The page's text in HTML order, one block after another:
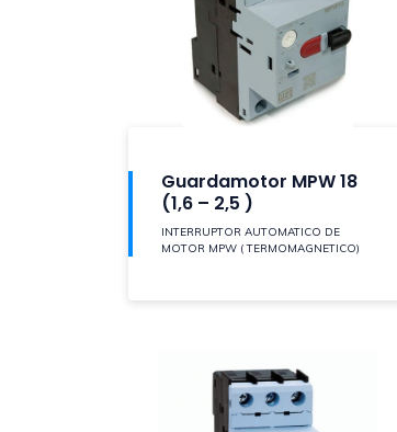
Guardamotor MPW 18
(1,6 – 2,5 )
INTERRUPTOR AUTOMATICO DE
MOTOR MPW ( TERMOMAGNETICO)